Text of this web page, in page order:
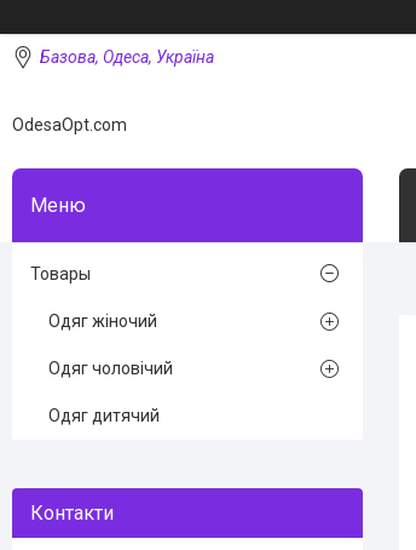
Базова, Одеса, Україна
OdesaOpt.com
Товары
Одяг жіночий
Одяг чоловічий
Одяг дитячий